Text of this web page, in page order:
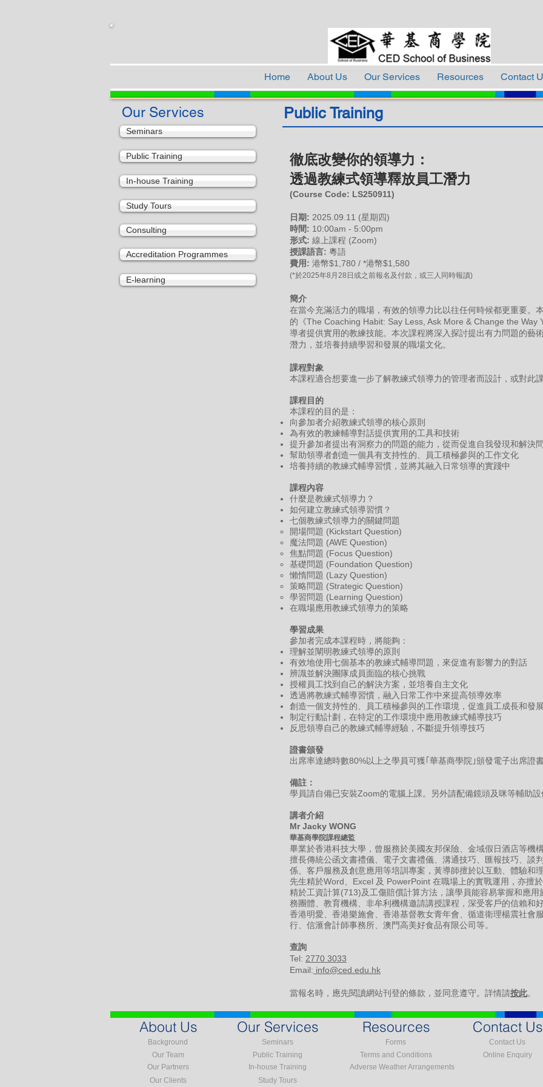
Home About Us Our Services Resources Contact
Our Services
Seminars
Public Training
In-house Training
Study Tours
Consulting
Accreditation Programmes
E-learning
Public Training
徹底改變你的領導力：
透過教練式領導釋放員工潛力
(Course Code: LS250911)
日期: 2025 .09 .11 (星期四)
時間: 10:00am - 5:00pm
形式: 線上課程 (Zoom)
授課語言: 粵語
費用: 港幣$1, 780 / *港幣$1,580
(*於2025年8月28 日或之前報名及付款，或三人同時報讀)
簡介
在當今充滿活力的職場，有效的領導力比以往任何時候都更重要。
的《The Coaching Habit: Say Less, Ask More & Change the Way
導者提供實用的教練技能。本次課程將深入探討提出有力問題的藝
潛力，並培養持續學習和發展的職場文化。
課程對象
本課程適合想要進一步了解教練式領導力的管理者而設計，或對此
課程目的
本課程的目的是：
向參加者介紹教練式領導的核心原則
為有效的教練輔導對話提供實用的工具和技術
提升參加者提出有洞察力的問題的能力，從而促進自我發現和解決
幫助領導者創造一個具有支持性的、員工積極參與的工作文化
培養持續的教練式輔導習慣，並將其融入日常領導的實踐中
課程內容
什麼是教練式領導力？
如何建立教練式領導習慣？
七個教練式領導力的關鍵問題
開場問題 (Kickstart Question)
魔法問題 (AWE Question)
焦點問題 (Focus Question)
基礎問題 (Foundation Question)
懶惰問題 (Lazy Question)
策略問題 (Strategic Question)
學習問題 (Learning Question)
在職場應用教練式領導力的策略
學習成果
參加者完成本課程時，將能夠：
理解並闡明教練式領導的原則
有效地使用七個基本的教練式輔導問題，來促進有影響力的對話
辨識並解決團隊成員面臨的核心挑戰
授權員工找到自己的解決方案，並培養自主文化
透過將教練式輔導習慣，融入日常工作中來提高領導效率
創造一個支持性的、員工積極參與的工作環境，促進員工成長和發展
制定行動計劃，在特定的工作環境中應用教練式輔導技巧
反思領導自己的教練式輔導經驗，不斷提升領導技巧
證書頒發
出席率達總時數80%以上之學員可獲｢華基商學院｣頒發電子出席證書
備註：
學員請自備已安裝Zoom的電腦上課。另外請配備鏡頭及咪等輔助設
講者介紹
Mr Jacky WONG
華基商學院課程總監
畢業於香港科技大學，曾服務於美國友邦保險、金域假日酒店等機
擅長傳統公函文書禮儀、電子文書禮儀、溝通技巧、匯報技巧、談
係、客戶服務及創意應用等培訓專案，黃導師擅於以互動、體驗和
先生精於Word、Excel 及 PowerPoint 在職場上的實戰運用，亦擅
精於工資計算(713)及工傷賠償計算方法，讓學員能容易掌握和應
務團體、教育機構、非牟利機構邀請講授課程，深受客戶的信賴和
香港明愛、香港樂施會、香港基督教女青年會、循道衛理楊震社會
行、信滙會計師事務所、澳門高美好食品有限公司等。
​查詢
Tel: 2770 3033
Email: info@ced.edu.hk
當報名時，應先閱讀網站刊登的條款，並同意遵守。詳情請按此。
About Us
Background
Our Team
Our Partners
Our Clients
Our Services
Seminars
Public Training
In-house Training
Study Tours
Resources
Forms
Terms and Conditions
Contact Us
Contact Us
Online Enquiry
Adverse Weather Arrangements